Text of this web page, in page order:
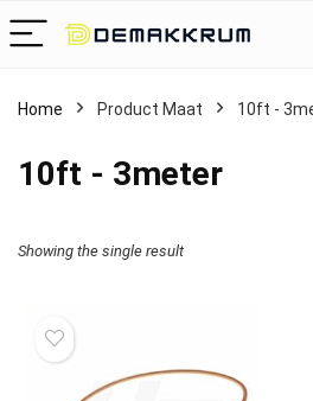
Home Product Maat 10ft -
10ft - 3meter
Showing the single result